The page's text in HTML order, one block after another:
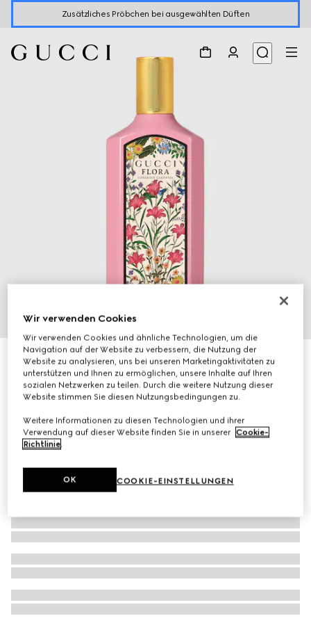
Zusätzliches Pröbchen bei ausgewählten Düften
Gucci Flora Gorgeous Gardenia, 100 ml Eau de Parfum
€ 164
Wir verwenden Cookies
Wir verwenden Cookies und ähnliche Technologien, um die
Navigation auf der Website zu verbessern, die Nutzung der
Website zu analysieren, uns bei unseren Marketingaktivitäten zu
unterstützen und Ihnen zu ermöglichen, unsere Inhalte auf Ihren
sozialen Netzwerken zu teilen. Durch die weitere Nutzung dieser
Website stimmen Sie diesen Nutzungsbedingungen zu.
Weitere Informationen zu diesen Technologien und ihrer
Verwendung auf dieser Website finden Sie in unserer Cookie-
Richtlinie.
COOKIE-EINSTELLUNGEN
OK